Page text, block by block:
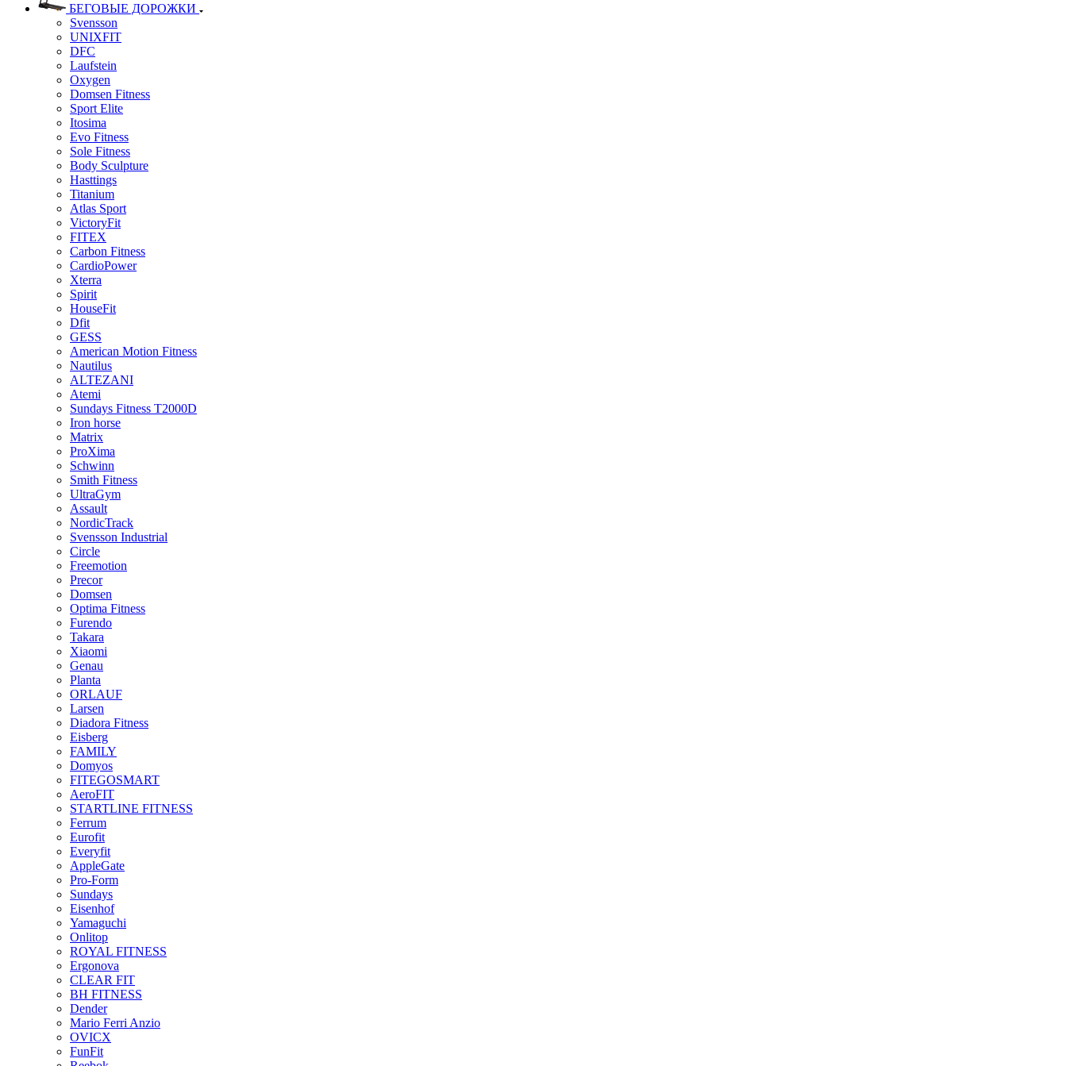
БЕГОВЫЕ ДОРОЖКИ
Svensson
UNIXFIT
DFC
Laufstein
Oxygen
Domsen Fitness
Sport Elite
Itosima
Evo Fitness
Sole Fitness
Body Sculpture
Hasttings
Titanium
Atlas Sport
VictoryFit
FITEX
Carbon Fitness
CardioPower
Xterra
Spirit
HouseFit
Dfit
GESS
American Motion Fitness
Nautilus
ALTEZANI
Atemi
Sundays Fitness T2000D
Iron horse
Matrix
ProXima
Schwinn
Smith Fitness
UltraGym
Assault
NordicTrack
Svensson Industrial
Circle
Freemotion
Precor
Domsen
Optima Fitness
Furendo
Takara
Xiaomi
Genau
Planta
ORLAUF
Larsen
Diadora Fitness
Eisberg
FAMILY
Domyos
FITEGOSMART
AeroFIT
STARTLINE FITNESS
Ferrum
Eurofit
Everyfit
AppleGate
Pro-Form
Sundays
Eisenhof
Yamaguchi
Onlitop
ROYAL FITNESS
Ergonova
CLEAR FIT
BH FITNESS
Dender
Mario Ferri Anzio
OVICX
FunFit